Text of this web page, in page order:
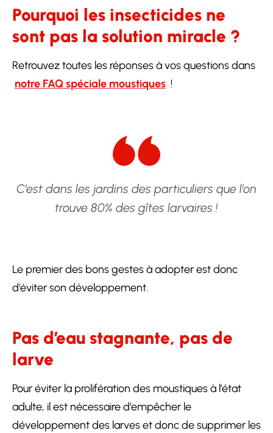
Pourquoi les insecticides ne
sont pas la solution miracle ?
Retrouvez toutes les réponses à vos questions dans
notre FAQ spéciale moustiques !
C’est dans les jardins des particuliers que l’on
trouve 80% des gîtes larvaires !
Le premier des bons gestes à adopter est donc
d’éviter son développement.
Pas d’eau stagnante, pas de
larve
Pour éviter la prolifération des moustiques à l’état
adulte, il est nécessaire d’empêcher le
développement des larves et donc de supprimer les